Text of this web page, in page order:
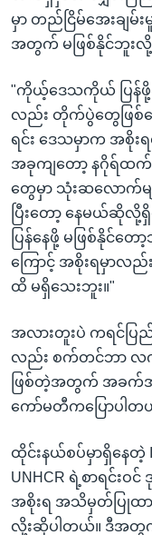
မှာ တည်ငြိမ်အေးချ
အတွက် မဖြစ်နိုင်ဘူးလို့
"ကိုယ့်ဒေသကိုယ် ပြန်
လည်း တိုက်ပွဲတွေဖြစ်န
ရင်း ဒေသမှာက အစို
အခုကျတော့ နဂိုရ်ထက်
တွေမှာ သုံးဆလောက်မျ
ပြီးတော့ နေမယ်ဆိုလို့
ပြန်နေဖို့ မဖြစ်နိုင်တေ
ကြောင့် အစိုးရမှာလ
ထိ မရှိသေးဘူး။"
အလားတူးပဲ ကရင်ပြ
လည်း စက်တင်ဘာ လကု
ဖြစ်တဲ့အတွက် အခက်
ကော်မတီကပြောပါတ
ထိုင်းနယ်စပ်မှာရှိနေတဲ့
UNHCR ရဲ့စာရင်
အစိုးရ အသိမှတ်ပြုထ
လို့းဆိုပါတယ်။ ဒီအတွ